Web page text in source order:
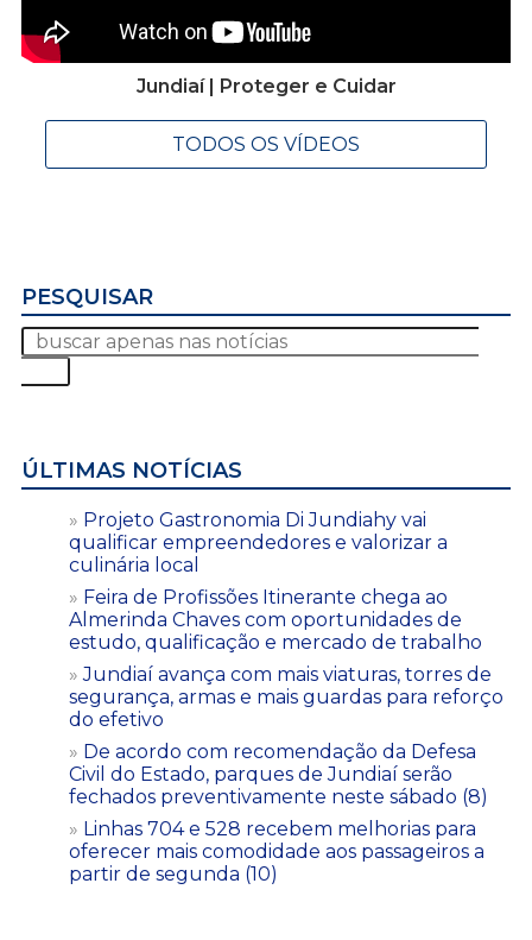
Jundiaí | Proteger e Cuidar
TODOS OS VÍDEOS
PESQUISAR
ÚLTIMAS NOTÍCIAS
Projeto Gastronomia Di Jundiahy vai
qualificar empreendedores e valorizar a
culinária local
Feira de Profissões Itinerante chega ao
Almerinda Chaves com oportunidades de
estudo, qualificação e mercado de trabalho
Jundiaí avança com mais viaturas, torres de
segurança, armas e mais guardas para reforço
do efetivo
De acordo com recomendação da Defesa
Civil do Estado, parques de Jundiaí serão
fechados preventivamente neste sábado (8)
Linhas 704 e 528 recebem melhorias para
oferecer mais comodidade aos passageiros a
partir de segunda (10)